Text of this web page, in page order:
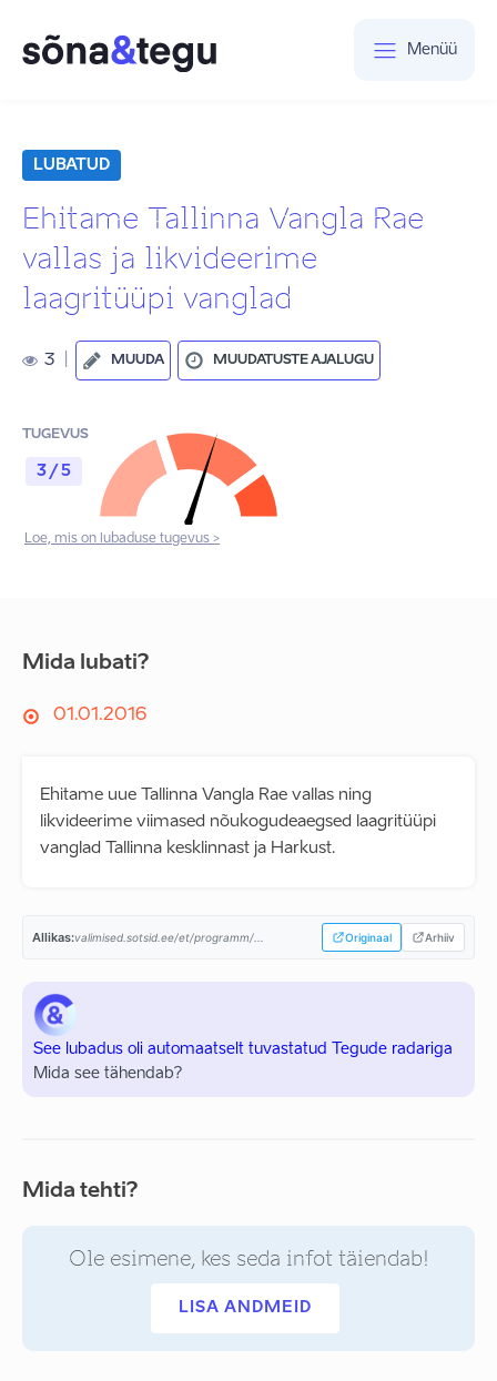
Menüü
LUBATUD
Ehitame Tallinna Vangla Rae
vallas ja likvideerime
laagritüüpi vanglad
3 MUUDA MUUDATUSTE AJALUGU
TUGEVUS
3 / 5
Loe, mis on lubaduse tugevus >
Mida lubati?
01.01.2016
Ehitame uue Tallinna Vangla Rae vallas ning
likvideerime viimased nõukogudeaegsed laagritüüpi
vanglad Tallinna kesklinnast ja Harkust.
Allikas:valimised.sotsid.ee/et/programm/... Originaal Arhiiv
See lubadus oli automaatselt tuvastatud Tegude radariga
Mida see tähendab?
Mida tehti?
Ole esimene, kes seda infot täiendab!
LISA ANDMEID